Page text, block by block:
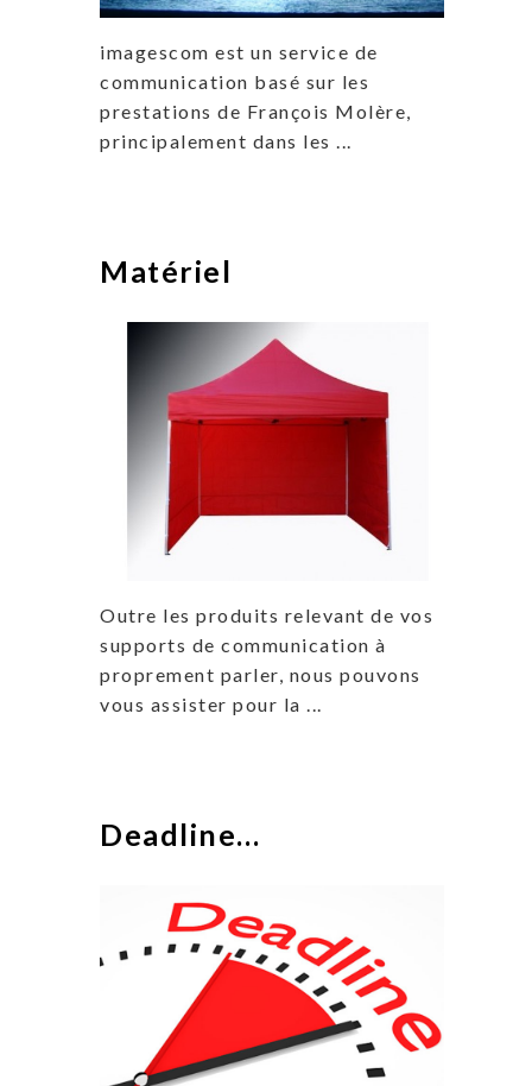
imagescom est un service de
communication basé sur les
prestations de François Molère,
principalement dans les ...
Matériel
Outre les produits relevant de vos
supports de communication à
proprement parler, nous pouvons
vous assister pour la ...
Deadline…